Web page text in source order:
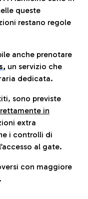
queste
restano regole
anche prenotare
, un servizio che
dedicata.
sono previste
in
extra
i controlli di
al gate.
con maggiore